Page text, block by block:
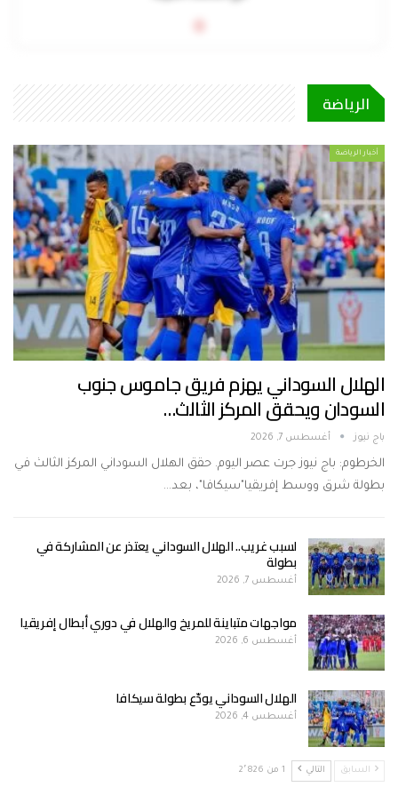
الرياضة
أخبار الرياضة
الهلال السوداني يهزم فريق جاموس جنوب
السودان ويحقق المركز الثالث…
باج نيوز أغسطس 7, 2026
الخرطوم: باج نيوز جرت عصر اليوم. حقق الهلال السوداني المركز الثالث في
بطولة شرق ووسط إفريقيا"سيكافا"، بعد…
لسبب غريب.. الهلال السوداني يعتذر عن المشاركة في
بطولة
أغسطس 7, 2026
مواجهات متباينة للمريخ والهلال في دوري أبطال إفريقيا
أغسطس 6, 2026
الهلال السوداني يودّع بطولة سيكافا
أغسطس 4, 2026
السابق التالي 1 من 2٬826